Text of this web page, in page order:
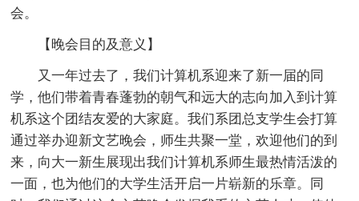
会。
【晚会目的及意义】
又一年过去了，我们计算机系迎来了新一届的同
学，他们带着青春蓬勃的朝气和远大的志向加入到计算
机系这个团结友爱的大家庭。我们系团总支学生会打算
通过举办迎新文艺晚会，师生共聚一堂，欢迎他们的到
来，向大一新生展现出我们计算机系师生最热情活泼的
一面，也为他们的大学生活开启一片崭新的乐章。同